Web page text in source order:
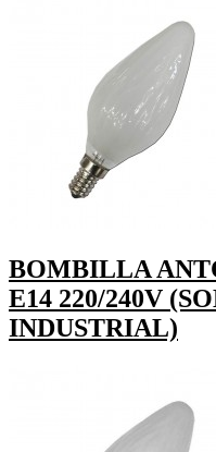
BOMBILLA
E14 220/240V
INDUSTRIAL)